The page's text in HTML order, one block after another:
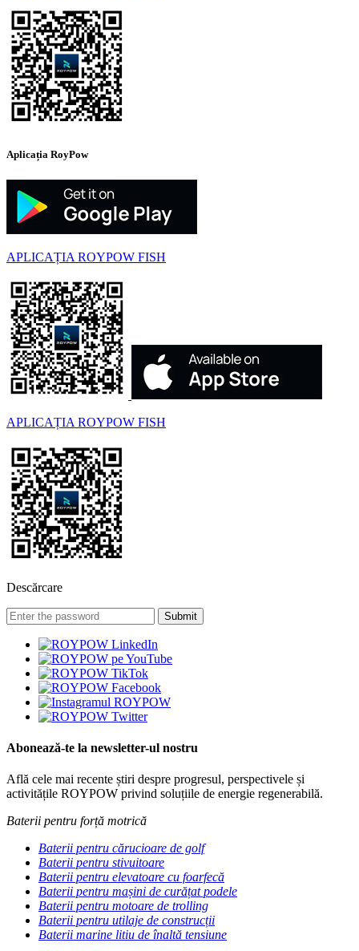
Aplicația RoyPow
APLICAȚIA ROYPOW FISH
APLICAȚIA ROYPOW FISH
Descărcare
Abonează-te la newsletter-ul nostru
Află cele mai recente știri despre progresul, perspectivele și
activitățile ROYPOW privind soluțiile de energie regenerabilă.
Baterii pentru forță motrică
Baterii pentru cărucioare de golf
Baterii pentru stivuitoare
Baterii pentru elevatoare cu foarfecă
Baterii pentru mașini de curățat podele
Baterii pentru motoare de trolling
Baterii pentru utilaje de construcții
Baterii marine litiu de înaltă tensiune